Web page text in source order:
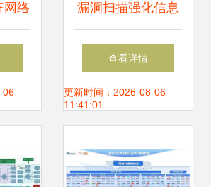
网络
发
全
06
漏洞扫描强化信息
安全与网络信息安
全软件开发
查看详情
更新时间：2026-08-06
11:41:01